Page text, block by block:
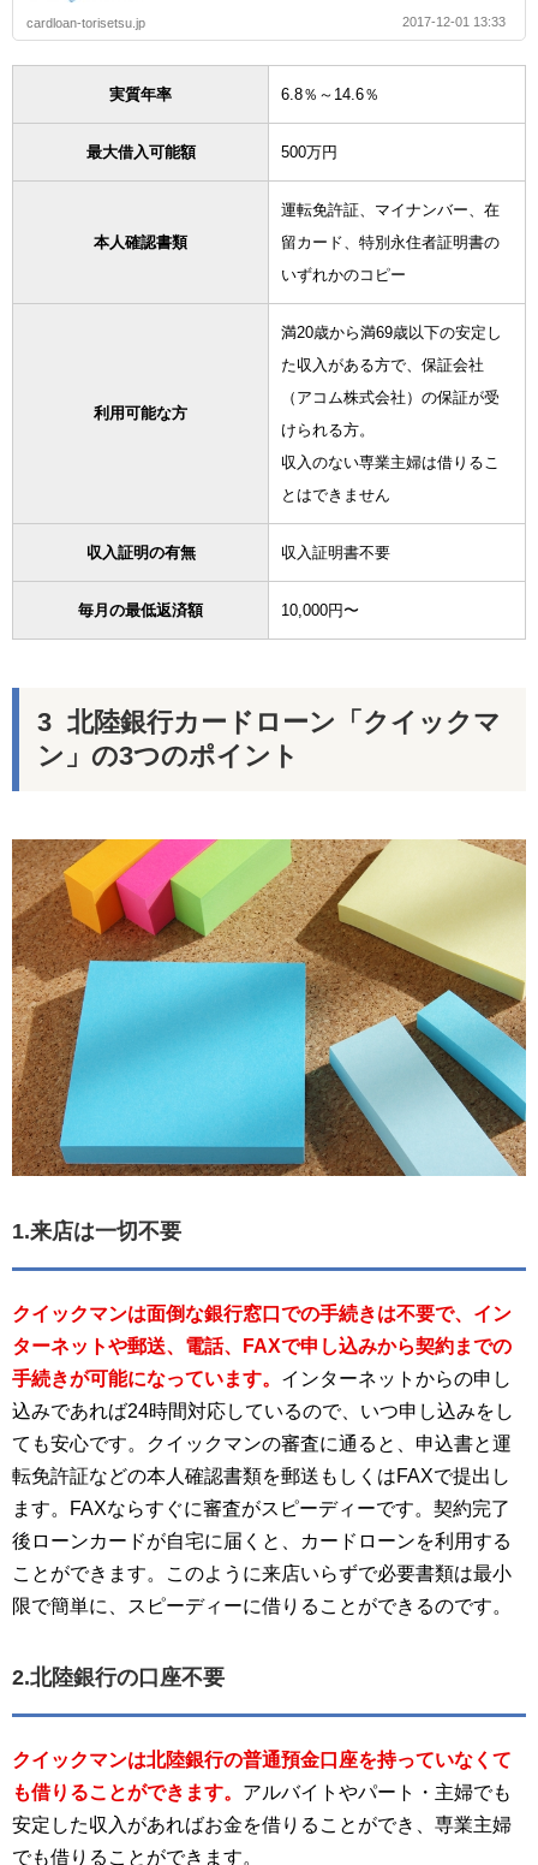
cardloan-torisetsu.jp 2017-12-01 13:33
実質年率 6.8％～14.6％
最大借入可能額 500万円
本人確認書類
運転免許証、マイナンバー、在
留カード、特別永住者証明書の
いずれかのコピー
利用可能な方
満20歳から満69歳以下の安定し
た収入がある方で、保証会社
（アコム株式会社）の保証が受
けられる方。
収入のない専業主婦は借りるこ
とはできません
収入証明の有無 収入証明書不要
毎月の最低返済額 10,000円〜
北陸銀行カードローン「クイックマ
ン」の3つのポイント
1.来店は一切不要
クイックマンは面倒な銀行窓口での手続きは不要で、イン
ターネットや郵送、電話、FAXで申し込みから契約までの
手続きが可能になっています。 インターネットからの申し
込みであれば24時間対応しているので、いつ申し込みをし
ても安心です。クイックマンの審査に通ると、申込書と運
転免許証などの本人確認書類を郵送もしくはFAXで提出し
ます。FAXならすぐに審査がスピーディーです。契約完了
後ローンカードが自宅に届くと、カードローンを利用する
ことができます。このように来店いらずで必要書類は最小
限で簡単に、スピーディーに借りることができるのです。
2.北陸銀行の口座不要
クイックマンは北陸銀行の普通預金口座を持っていなくて
も借りることができます。 アルバイトやパート・主婦でも
安定した収入があればお金を借りることができ、専業主婦
でも借りることができます。